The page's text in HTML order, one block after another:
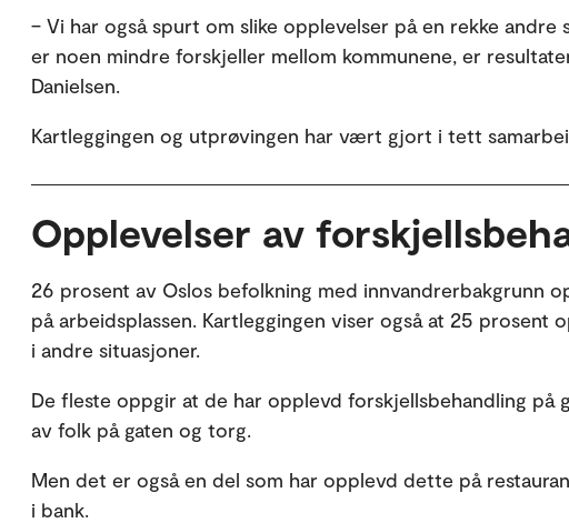
– Vi har også spurt om slike opplevelser på en rekke andre
er noen mindre forskjeller mellom kommunene, er
Danielsen.
Kartleggingen og utprøvingen har vært gjort i tett
Opplevelser av
26 prosent av Oslos befolkning med innvandrerbakgrunn
på arbeidsplassen. Kartleggingen viser også at 25 prosent
i andre situasjoner.
De fleste oppgir at de har opplevd forskjellsbehandling på
av folk på gaten og torg.
Men det er også en del som har opplevd dette på
i bank.